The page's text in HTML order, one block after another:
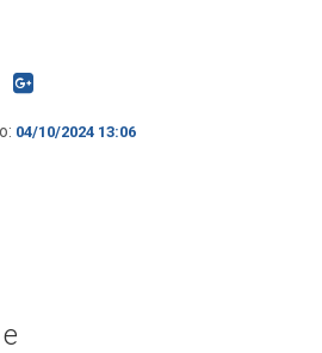
04/10/2024 13:06